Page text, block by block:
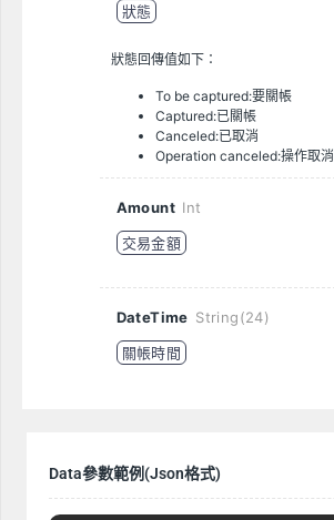
狀態
狀態回傳值如下：
To be captured:要關帳
Captured:已關帳
Canceled:已取消
Operation canceled:操作取消
Amount Int
交易金額
DateTime String(24)
關帳時間
Data參數範例(Json格式)